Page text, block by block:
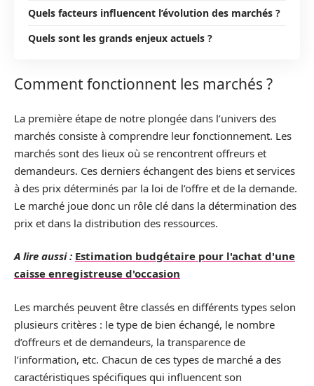
Quels facteurs influencent l’évolution des marchés ?
Quels sont les grands enjeux actuels ?
Comment fonctionnent les marchés ?
La première étape de notre plongée dans l’univers des
marchés consiste à comprendre leur fonctionnement. Les
marchés sont des lieux où se rencontrent offreurs et
demandeurs. Ces derniers échangent des biens et services
à des prix déterminés par la loi de l’offre et de la demande.
Le marché joue donc un rôle clé dans la détermination des
prix et dans la distribution des ressources.
A lire aussi : Estimation budgétaire pour l'achat d'une
caisse enregistreuse d'occasion
Les marchés peuvent être classés en différents types selon
plusieurs critères : le type de bien échangé, le nombre
d’offreurs et de demandeurs, la transparence de
l’information, etc. Chacun de ces types de marché a des
caractéristiques spécifiques qui influencent son